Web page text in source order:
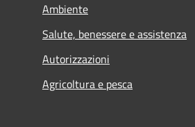
Ambiente
Salute, benessere e assistenza
Autorizzazioni
Agricoltura e pesca